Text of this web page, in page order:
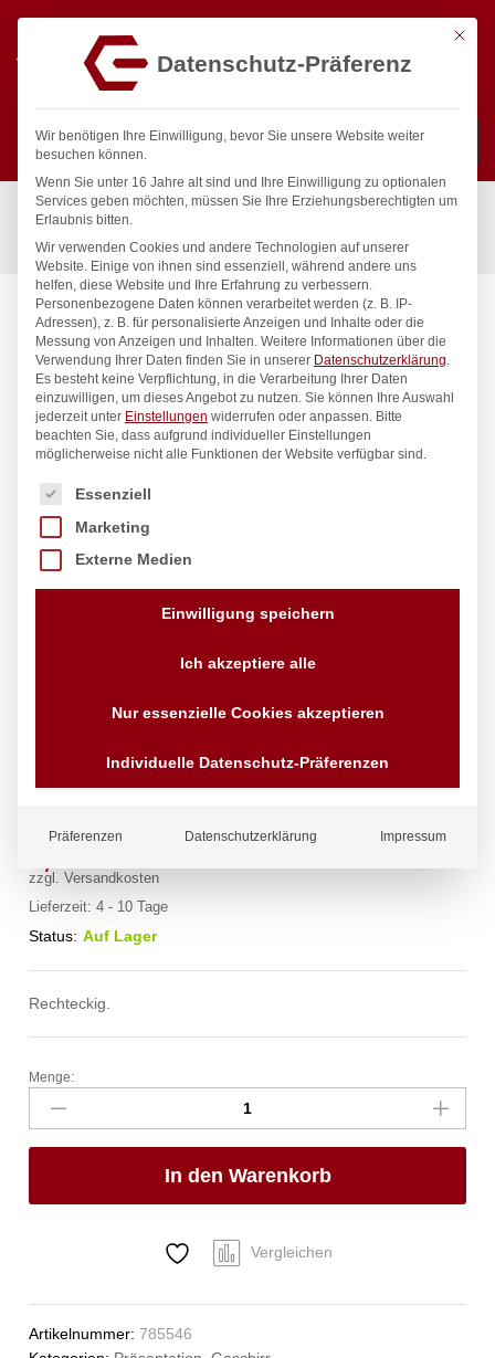
Suchen
Start / Gastronomiebedarf & Gastro Geräte für Profis
Präsentation
Geschirr Platte Bark, HENDI, 218x105x(H)23mm
218x105x(H)23mm
zzgl.Versandkosten
Lieferzeit:4 - 10 Tage
Status: Auf Lager
Rechteckig.
Platte
Bark,
HENDI,
218x105x(H)23mm
Menge:
In den Warenkorb
Vergleichen
Artikelnummer:785546
Mit
Datenschutz-Präferenz
Wir benötigen Ihre Einwilligung, bevor Sie unsere Website weiter
besuchen können.
Wenn Sie unter 16 Jahre alt sind und Ihre Einwilligung zu optionalen
Services geben möchten, müssen Sie Ihre Erziehungsberechtigten um
Erlaubnis bitten.
Wir verwenden Cookies und andere Technologien auf unserer
Website. Einige von ihnen sind essenziell, während andere uns
helfen, diese Website und Ihre Erfahrung zu verbessern.
Personenbezogene Daten können verarbeitet werden (z. B. IP-
Adressen), z. B. für personalisierte Anzeigen und Inhalte oder die
Messung von Anzeigen und Inhalten. Weitere Informationen über die
Verwendung Ihrer Daten finden Sie in unserer Datenschutzerklärung.
Es besteht keine Verpflichtung, in die Verarbeitung Ihrer Daten
einzuwilligen, um dieses Angebot zu nutzen. Sie können Ihre Auswahl
jederzeit unter Einstellungen widerrufen oder anpassen. Bitte
beachten Sie, dass aufgrund individueller Einstellungen
möglicherweise nicht alle Funktionen der Website verfügbar sind.
Es folgt eine Liste der Service-Gruppen, für die eine
Essenziell
Marketing
Externe Medien
Einwilligung speichern
Ich akzeptiere alle
Nur essenzielle Cookies akzeptieren
Individuelle Datenschutz-Präferenzen
Präferenzen Datenschutzerklärung Impressum